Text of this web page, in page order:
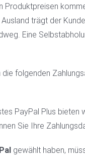
Produktpreisen
trägt der
Eine
folgenden
PayPal Plus
Sie Ihre
gewählt haben,